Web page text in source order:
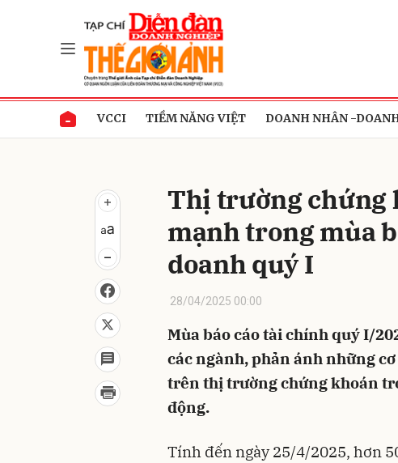
VCCI TIỀM NĂNG VIỆT DOANH NHÂN -
Thị trường chứng
mạnh trong mùa
doanh quý I
28/04/2025 00:00
Mùa báo cáo tài chính quý I/
các ngành, phản ánh những
trên thị trường chứng khoán
động.
Tính đến ngày 25/4/2025, hơn